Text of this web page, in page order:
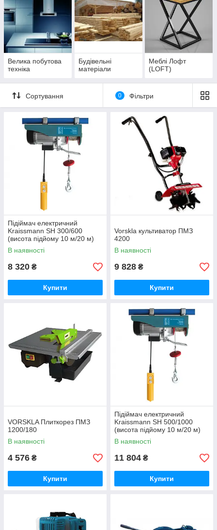
Велика побутова
техніка
Будівельні
матеріали
Меблі Лофт
(LOFT)
Сортування 0 Фільтри
Підіймач електричний
Kraissmann SH 300/600
(висота підйому 10 м/20 м)
В наявності
8 320 ₴
Купити
Vorskla культиватор ПМЗ
4200
В наявності
9 828 ₴
Купити
VORSKLA Плиткорез ПМЗ
1200/180
В наявності
4 576 ₴
Купити
Підіймач електричний
Kraissmann SH 500/1000
(висота підйому 10 м/20 м)
В наявності
11 804 ₴
Купити